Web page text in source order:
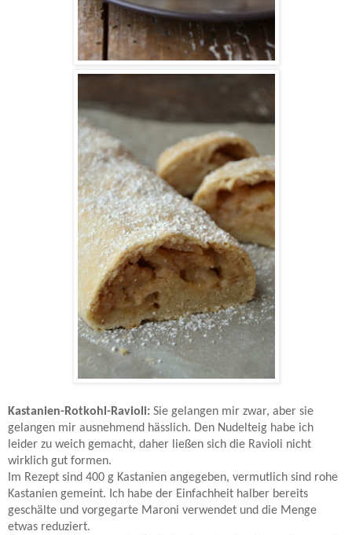
Kastanien-Rotkohl-Ravioli: Sie gelangen mir zwar, aber sie
gelangen mir ausnehmend hässlich. Den Nudelteig habe ich
leider zu weich gemacht, daher ließen sich die Ravioli nicht
wirklich gut formen.
Im Rezept sind 400 g Kastanien angegeben, vermutlich sind rohe
Kastanien gemeint. Ich habe der Einfachheit halber bereits
geschälte und vorgegarte Maroni verwendet und die Menge
etwas reduziert.